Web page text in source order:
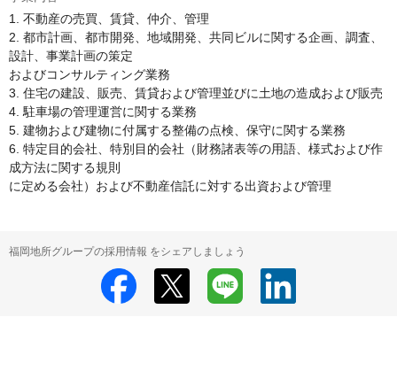
1. 不動産の売買、賃貸、仲介、管理
2. 都市計画、都市開発、地域開発、共同ビルに関する企画、調査、
設計、事業計画の策定
およびコンサルティング業務
3. 住宅の建設、販売、賃貸および管理並びに土地の造成および販売
4. 駐車場の管理運営に関する業務
5. 建物および建物に付属する整備の点検、保守に関する業務
6. 特定目的会社、特別目的会社（財務諸表等の用語、様式および作
成方法に関する規則
に定める会社）および不動産信託に対する出資および管理
福岡地所グループの採用情報 をシェアしましょう